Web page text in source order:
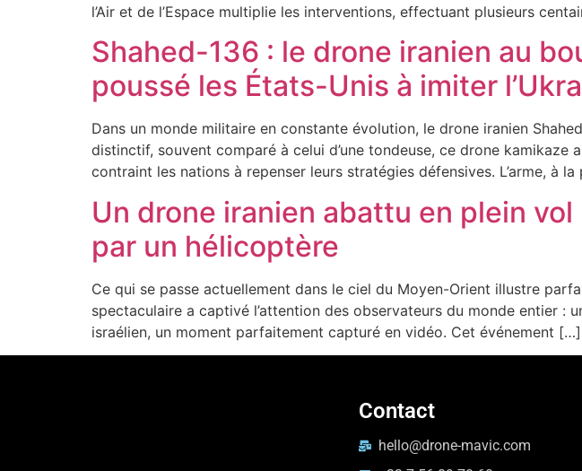
l’Air et de l’Espace multiplie les interventions, effectuant plusieurs
Shahed-136 : le drone iranien au
poussé les États-Unis à imiter
Dans un monde militaire en constante évolution, le drone iranien
distinctif, souvent comparé à celui d’une tondeuse, ce drone
contraint les nations à repenser leurs stratégies défensives. L’arme, à
Un drone iranien abattu en plein
par un hélicoptère
Ce qui se passe actuellement dans le ciel du Moyen-Orient illustre
spectaculaire a captivé l’attention des observateurs du monde entier
israélien, un moment parfaitement capturé en vidéo. Cet événement […]
Contact
hello@drone-mavic.com